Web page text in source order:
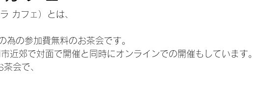
持ち
カフェ）とは、
為の参加費無料のお茶会です。
近郊で対面で開催と同時にオンラインでの開催もしています。
会で、